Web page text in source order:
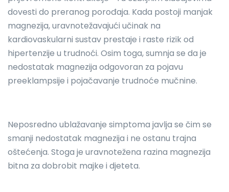
dovesti do preranog porođaja. Kada postoji manjak
magnezija, uravnotežavajući učinak na
kardiovaskularni sustav prestaje i raste rizik od
hipertenzije u trudnoći. Osim toga, sumnja se da je
nedostatak magnezija odgovoran za pojavu
preeklampsije i pojačavanje trudnoće mučnine.
Neposredno ublažavanje simptoma javlja se čim se
smanji nedostatak magnezija i ne ostanu trajna
oštećenja. Stoga je uravnotežena razina magnezija
bitna za dobrobit majke i djeteta.